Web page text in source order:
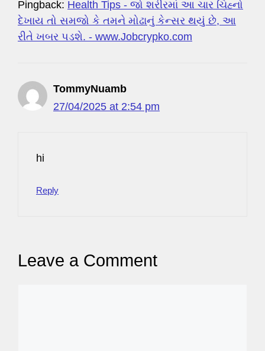
Pingback: Health Tips - જો શરીરમાં આ ચાર ચિહ્નો
દેખાય તો સમજો કે તમને મોઢાનું કેન્સર થયું છે, આ
રીતે ખબર પડશે. - www.Jobcrypko.com
TommyNuamb
27/04/2025 at 2:54 pm
hi
Reply
Leave a Comment